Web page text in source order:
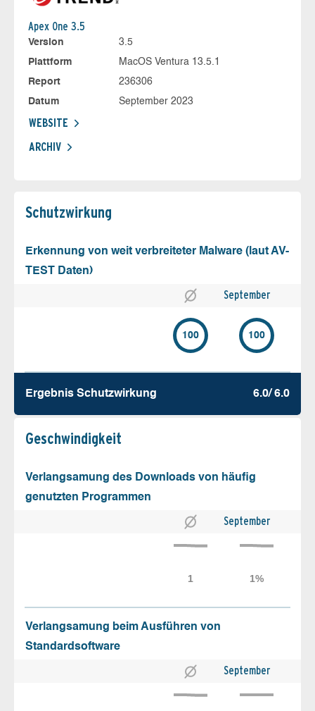
Apex One 3.5
Version
3.5
Plattform
MacOS Ventura 13.5.1
Report
236306
Datum
September 2023
WEBSITE
ARCHIV
Schutz­wirkung
Erkennung von weit verbreiteter Malware (laut AV-
TEST Daten)
September
100 100
Ergebnis Schutz­wirkung 6.0/ 6.0
Geschw­indigkeit
Verlangsamung des Downloads von häufig
genutzten Programmen
September
Verlangsamung beim Ausführen von
Standardsoftware
September